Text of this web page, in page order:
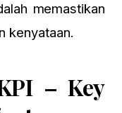
memastikan
kenyataan.
– Key